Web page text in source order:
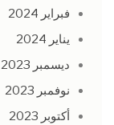
فبراير 2024
يناير 2024
ديسمبر 2023
نوفمبر 2023
أكتوبر 2023